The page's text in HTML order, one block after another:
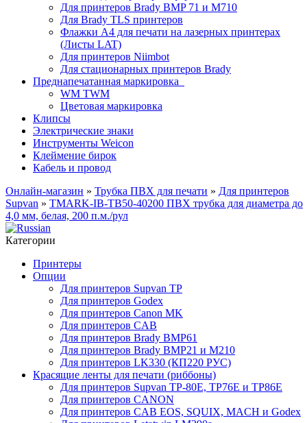
Для принтеров Brady BMP 71 и M710
Для Brady TLS принтеров
Флажки A4 для печати на лазерных принтерах
(Листы LAT)
Для принтеров Niimbot
Для стационарных принтеров Brady
Преднапечатанная маркировка
WM TWM
Цветовая маркировка
Клипсы
Электрические знаки
Инструменты Weicon
Клеймение бирок
Кабель и провод
Онлайн-магазин » Трубка ПВХ для печати » Для принтеров
Supvan » TMARK-IB-TB50-40200 ПВХ трубка для диаметра до
4,0 мм, белая, 200 п.м./рул
Категории
Принтеры
Опции
Для принтеров Supvan TP
Для принтеров Godex
Для принтеров Canon MK
Для принтеров CAB
Для принтеров Brady BMP61
Для принтеров Brady BMP21 и M210
Для принтеров LK330 (КП220 РУС)
Красящие ленты для печати (риббоны)
Для принтеров Supvan TP-80E, TP76E и TP86E
Для принтеров CANON
Для принтеров CAB EOS, SQUIX, MACH и Godex